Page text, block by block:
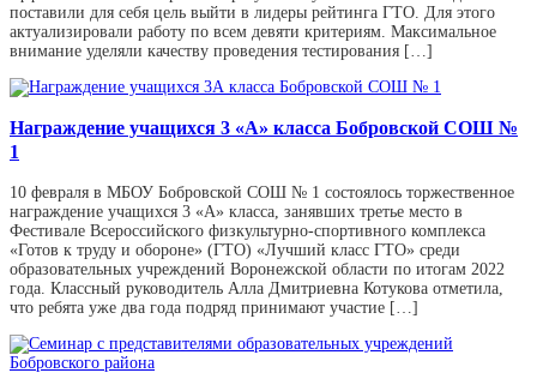
поставили для себя цель выйти в лидеры рейтинга ГТО. Для этого
актуализировали работу по всем девяти критериям. Максимальное
внимание уделяли качеству проведения тестирования […]
Награждение учащихся 3 «А» класса Бобровской СОШ №
1
10 февраля в МБОУ Бобровской СОШ № 1 состоялось торжественное
награждение учащихся 3 «А» класса, занявших третье место в
Фестивале Всероссийского физкультурно-спортивного комплекса
«Готов к труду и обороне» (ГТО) «Лучший класс ГТО» среди
образовательных учреждений Воронежской области по итогам 2022
года. Классный руководитель Алла Дмитриевна Котукова отметила,
что ребята уже два года подряд принимают участие […]